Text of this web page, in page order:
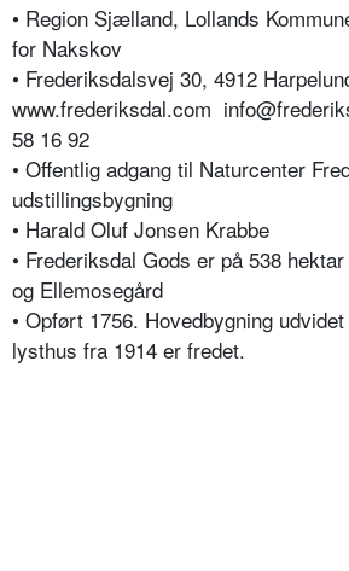
• Region Sjælland, Lollands
for Nakskov
• Frederiksdalsvej 30, 4912
www.frederiksdal.com
58 16 92
• Offentlig adgang til Naturcenter
udstillingsbygning
• Harald Oluf Jonsen Krabbe
• Frederiksdal Gods er på 538
og Ellemosegård
• Opført 1756. Hovedbygning
lysthus fra 1914 er fredet.